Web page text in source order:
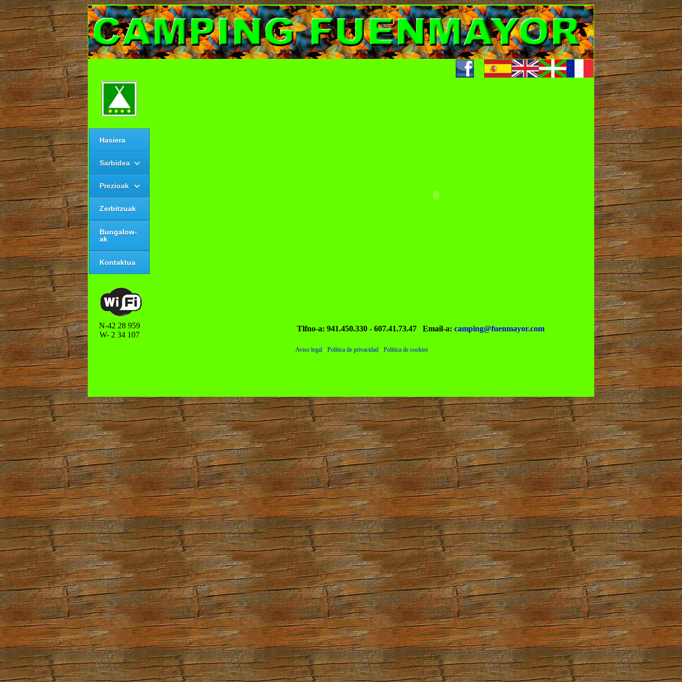
Tlfno-a: 941.450.330 - 607.41.73.47 Email-a: camping@fuenmayor.com
Aviso legal - Política de privacidad - Política de cookies
Hasiera
Sarbidea
Prezioak
Zerbitzuak
Bungalow-
ak
Kontaktua
N-42 28 959
W- 2 34 107